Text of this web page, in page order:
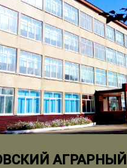
АГРАРНЫЙ